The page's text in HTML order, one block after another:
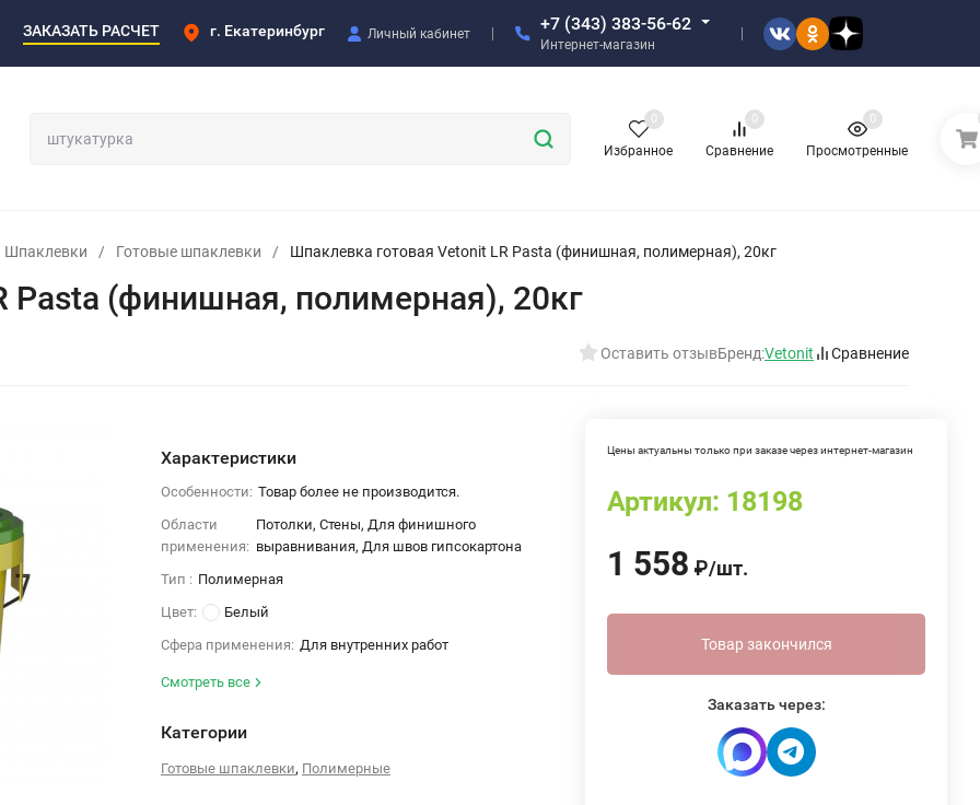
ЗАКАЗАТЬ РАСЧЕТ г. Екатеринбург Личный кабинет +7 (343) 383-56-62
Интернет-магазин
Избранное
0
Сравнение
0
Просмотренные
0
Шпаклевки / Готовые шпаклевки / Шпаклевка готовая Vetonit LR Pasta (финишная, полимерная), 20кг
Pasta (финишная, полимерная), 20кг
Оставить отзывБренд:Vetonit Сравнение
Характеристики
Особенности: Товар более не производится.
Области
применения:
Потолки, Стены, Для финишного
выравнивания, Для швов гипсокартона
Тип : Полимерная
Цвет:
Белый
Сфера применения: Для внутренних работ
Смотреть все
Категории
Готовые шпаклевки, Полимерные
Цены актуальны только при заказе через интернет-магазин
Артикул: 18198
1 558 ₽/шт.
Товар закончился
Заказать через: